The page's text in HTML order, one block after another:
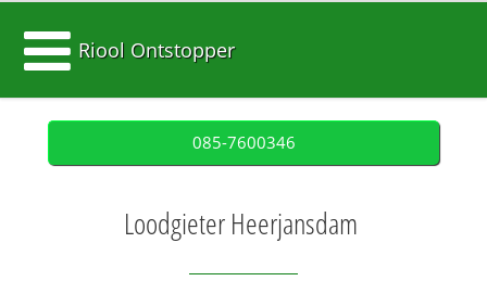
Riool Ontstopper
085-7600346
Loodgieter Heerjansdam